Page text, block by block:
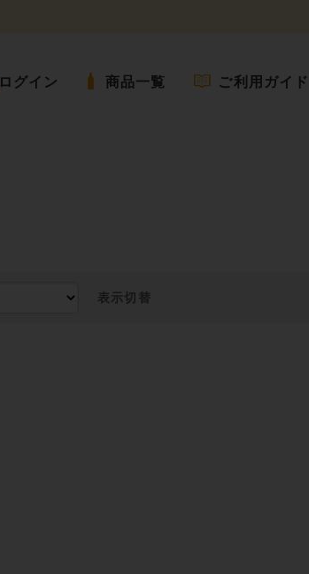
ログイン 商品一覧 ご利用ガイド
表示切替